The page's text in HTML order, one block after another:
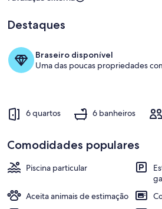
Piscina
Destaques
Braseiro disponível
Uma das poucas propriedades
6 quartos 6 banheiros
Comodidades populares
Piscina particular
Aceita animais de estimação